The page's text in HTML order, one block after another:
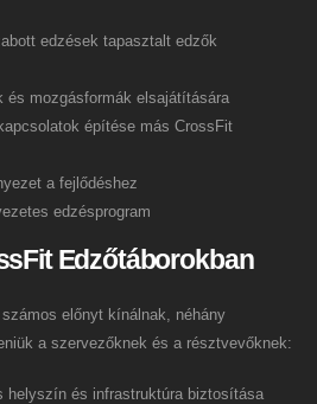
edzések tapasztalt edzők
és mozgásformák elsajátítására
építése más CrossFit
a fejlődéshez
edzésprogram
Edzőtáborokban
előnyt kínálnak, néhány
a szervezőknek és a résztvevőknek:
helyszín és infrastruktúra biztosítása